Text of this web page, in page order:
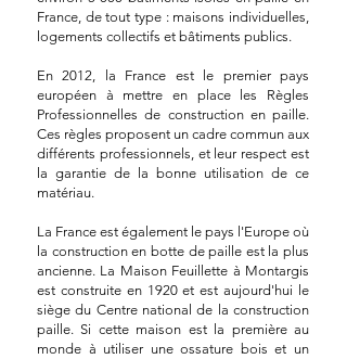
France, de tout type : maisons individuelles,
logements collectifs et bâtiments publics.
En 2012, la France est le premier pays
européen à mettre en place les Règles
Professionnelles de construction en paille.
Ces règles proposent un cadre commun aux
différents professionnels, et leur respect est
la garantie de la bonne utilisation de ce
matériau.
La France est également le pays l'Europe où
la construction en botte de paille est la plus
ancienne. La Maison Feuillette à Montargis
est construite en 1920 et est aujourd'hui le
siège du Centre national de la construction
paille. Si cette maison est la première au
monde à utiliser une ossature bois et un